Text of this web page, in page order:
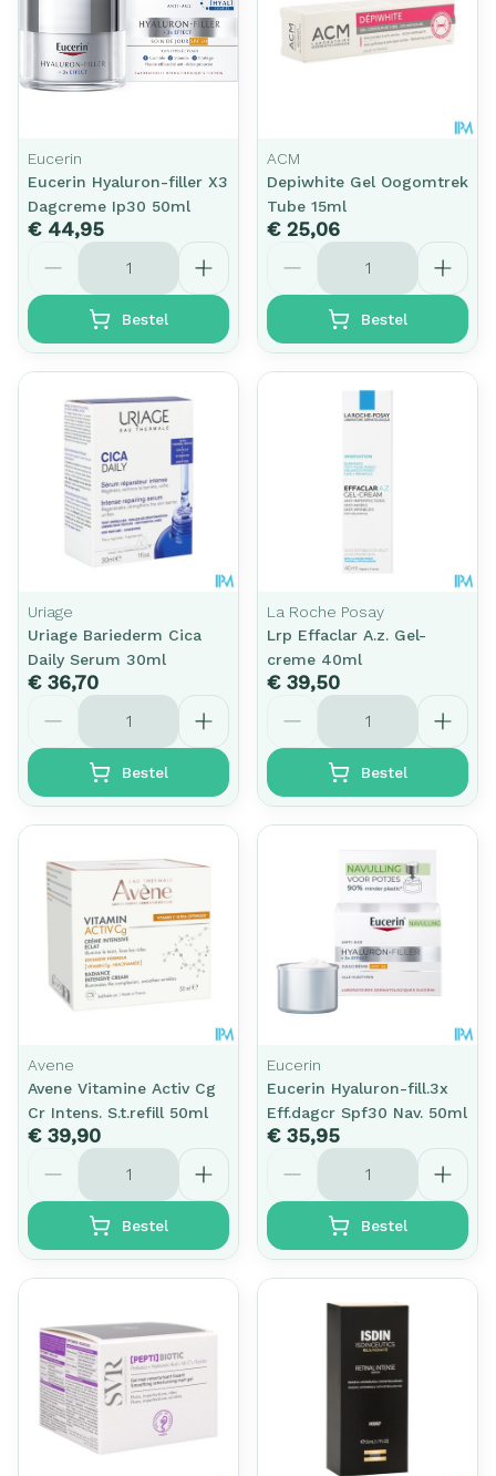
Eucerin
Eucerin Hyaluron-filler X3
Dagcreme Ip30 50ml
€ 44,95
Aantal
Bestel
ACM
Depiwhite Gel Oogomtrek
Tube 15ml
€ 25,06
Aantal
Bestel
Uriage
Uriage Bariederm Cica
Daily Serum 30ml
€ 36,70
Aantal
Bestel
La Roche Posay
Lrp Effaclar A.z. Gel-
creme 40ml
€ 39,50
Aantal
Bestel
Avene
Avene Vitamine Activ Cg
Cr Intens. S.t.refill 50ml
€ 39,90
Aantal
Bestel
Eucerin
Eucerin Hyaluron-fill.3x
Eff.dagcr Spf30 Nav. 50ml
€ 35,95
Aantal
Bestel